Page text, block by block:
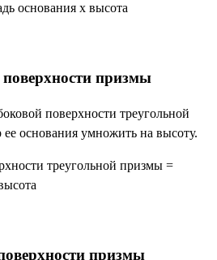
основания х высота
призмы
поверхности треугольной
основания умножить на высоту.
треугольной призмы =
призмы